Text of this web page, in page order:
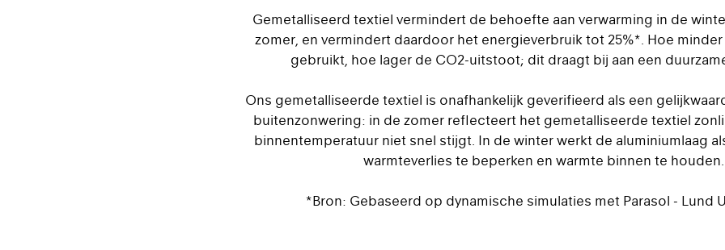
Gemetalliseerd textiel vermindert de behoefte aan verwarming in de
zomer, en vermindert daardoor het energieverbruik tot 25%*. Hoe
gebruikt, hoe lager de CO2-uitstoot; dit draagt bij aan een
Ons gemetalliseerde textiel is onafhankelijk geverifieerd als een
buitenzonwering: in de zomer reflecteert het gemetalliseerde textiel
binnentemperatuur niet snel stijgt. In de winter werkt de aluminiumlaag
warmteverlies te beperken en warmte binnen te houden.
*Bron: Gebaseerd op dynamische simulaties met Parasol - Lund